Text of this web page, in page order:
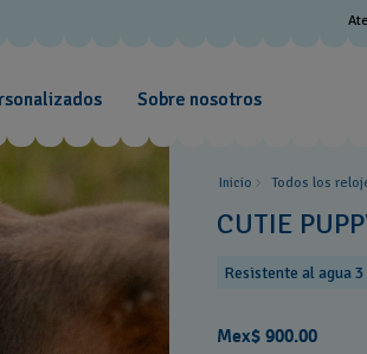
Sobre nosotros
Inicio Todos los
CUTIE
Resistente al agua
Mex$ 900.00